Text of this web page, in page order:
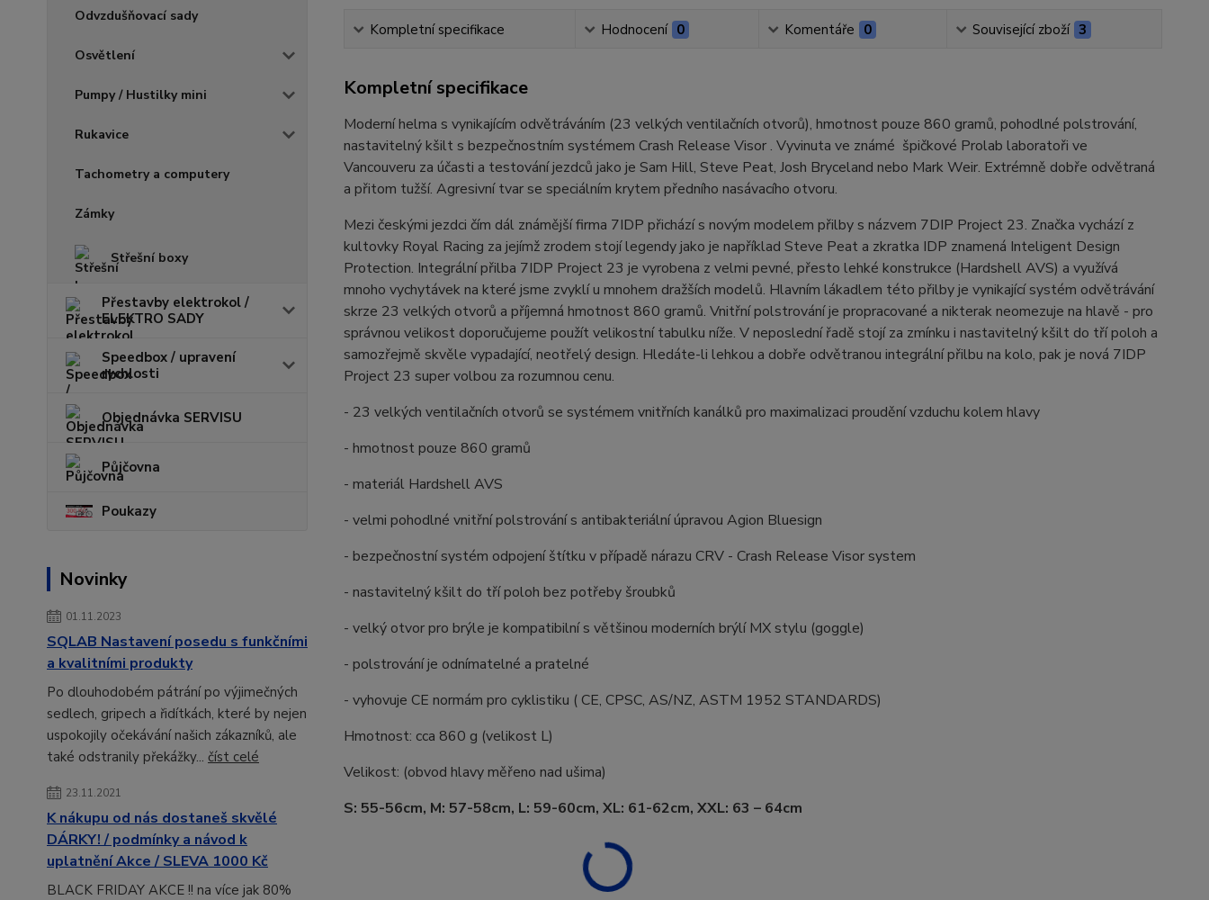
Odvzdušňovací sady
Osvětlení
Pumpy / Hustilky mini
Rukavice
Tachometry a computery
Zámky
Střešní boxy
Přestavby elektrokol /
ELEKTRO SADY
Speedbox / upravení
rychlosti
Objednávka SERVISU
Půjčovna
Poukazy
Novinky
01.11.2023
SQLAB Nastavení posedu s funkčními
a kvalitními produkty
Po dlouhodobém pátrání po výjimečných
sedlech, gripech a řidítkách, které by nejen
uspokojily očekávání našich zákazníků, ale
také odstranily překážky... číst celé
23.11.2021
K nákupu od nás dostaneš skvělé
DÁRKY! / podmínky a návod k
uplatnění Akce / SLEVA 1000 Kč
BLACK FRIDAY AKCE !! na více jak 80%
Kompletní specifikace Hodnocení 0 Komentáře 0 Související zboží 3
Kompletní specifikace
Moderní helma s vynikajícím odvětráváním (23 velkých ventilačních otvorů), hmotnost pouze 860 gramů, pohodlné polstrování,
nastavitelný kšilt s bezpečnostním systémem Crash Release Visor . Vyvinuta ve známé špičkové Prolab laboratoři ve
Vancouveru za účasti a testování jezdců jako je Sam Hill, Steve Peat, Josh Bryceland nebo Mark Weir. Extrémně dobře odvětraná
a přitom tužší. Agresivní tvar se speciálním krytem předního nasávacího otvoru.
Mezi českými jezdci čím dál známější firma 7IDP přichází s novým modelem přilby s názvem 7DIP Project 23. Značka vychází z
kultovky Royal Racing za jejímž zrodem stojí legendy jako je například Steve Peat a zkratka IDP znamená Inteligent Design
Protection. Integrální přilba 7IDP Project 23 je vyrobena z velmi pevné, přesto lehké konstrukce (Hardshell AVS) a využívá
mnoho vychytávek na které jsme zvyklí u mnohem dražších modelů. Hlavním lákadlem této přilby je vynikající systém odvětrávání
skrze 23 velkých otvorů a příjemná hmotnost 860 gramů. Vnitřní polstrování je propracované a nikterak neomezuje na hlavě - pro
správnou velikost doporučujeme použít velikostní tabulku níže. V neposlední řadě stojí za zmínku i nastavitelný kšilt do tří poloh a
samozřejmě skvěle vypadající, neotřelý design. Hledáte-li lehkou a dobře odvětranou integrální přilbu na kolo, pak je nová 7IDP
Project 23 super volbou za rozumnou cenu.
- 23 velkých ventilačních otvorů se systémem vnitřních kanálků pro maximalizaci proudění vzduchu kolem hlavy
- hmotnost pouze 860 gramů
- materiál Hardshell AVS
- velmi pohodlné vnitřní polstrování s antibakteriální úpravou Agion Bluesign
- bezpečnostní systém odpojení štítku v případě nárazu CRV - Crash Release Visor system
- nastavitelný kšilt do tří poloh bez potřeby šroubků
- velký otvor pro brýle je kompatibilní s většinou moderních brýlí MX stylu (goggle)
- polstrování je odnímatelné a pratelné
- vyhovuje CE normám pro cyklistiku ( CE, CPSC, AS/NZ, ASTM 1952 STANDARDS)
Hmotnost: cca 860 g (velikost L)
Velikost: (obvod hlavy měřeno nad ušima)
S: 55-56cm, M: 57-58cm, L: 59-60cm, XL: 61-62cm, XXL: 63 – 64cm